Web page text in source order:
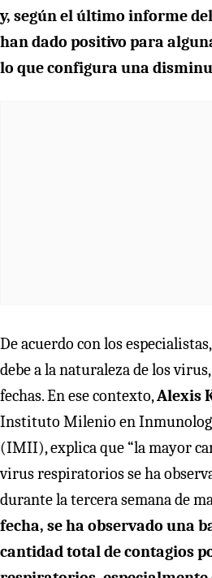
y, según el último informe del
han dado positivo para
lo que configura una
De acuerdo con los
debe a la naturaleza de los
fechas. En ese contexto,Alexis
Instituto Milenio en
(IMII), explica que “la mayor
virus respiratorios se ha
durante la tercera semana de
fecha, se ha observado una
cantidad total de contagios